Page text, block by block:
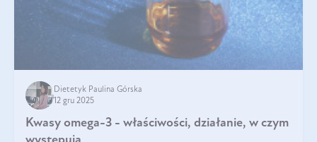
Dietetyk Paulina Górska
12 gru 2025
Kwasy omega-3 - właściwości, działanie, w czym